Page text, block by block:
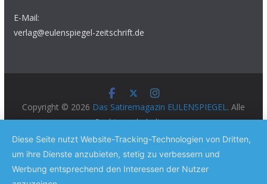
E-Mail:
verlag@eulenspiegel-zeitschrift.de
Copyright © 2026 Das Satiremagazin EULENSPIEGEL. Alle
Rechte vorbehalten.
Theme:ColorMag Provon ThemeGrill. Präsentiert von
WordPress.
Diese Seite nutzt Website-Tracking-Technologien von Dritten,
um ihre Dienste anzubieten, stetig zu verbessern und
Werbung entsprechend den Interessen der Nutzer